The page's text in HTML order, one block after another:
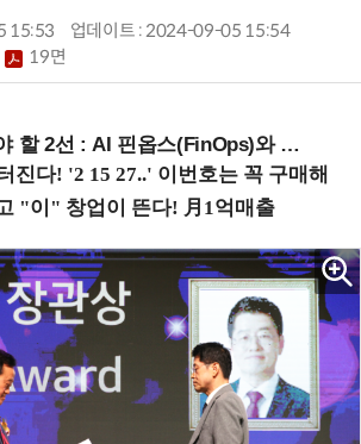
15:53
업데이트 : 2024-09-05 15:54
19면
핀옵스(FinOps)와 토큰 거버넌스 (8/21 잠실역)